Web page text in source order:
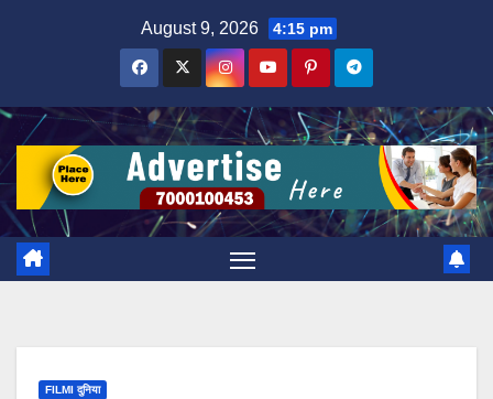
August 9, 2026 4:15 pm
FILMI दुनिया